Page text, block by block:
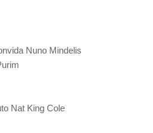
Nuno Mindelis
Nat King Cole